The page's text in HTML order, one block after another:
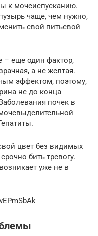
к мочеиспусканию.
чаще, чем нужно,
свой питьевой
– еще один фактор,
а не желтая.
эффектом, поэтому,
не до конца
почек в
цвет без видимых
бить тревогу.
уже не в